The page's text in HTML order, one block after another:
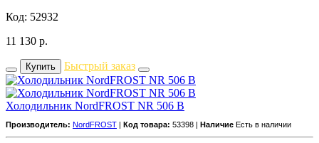
Код: 52932
11 130 р.
Купить Быстрый заказ
Холодильник NordFROST NR 506 B
Производитель: NordFROST Код товара: 53398 | Наличие Есть в наличии